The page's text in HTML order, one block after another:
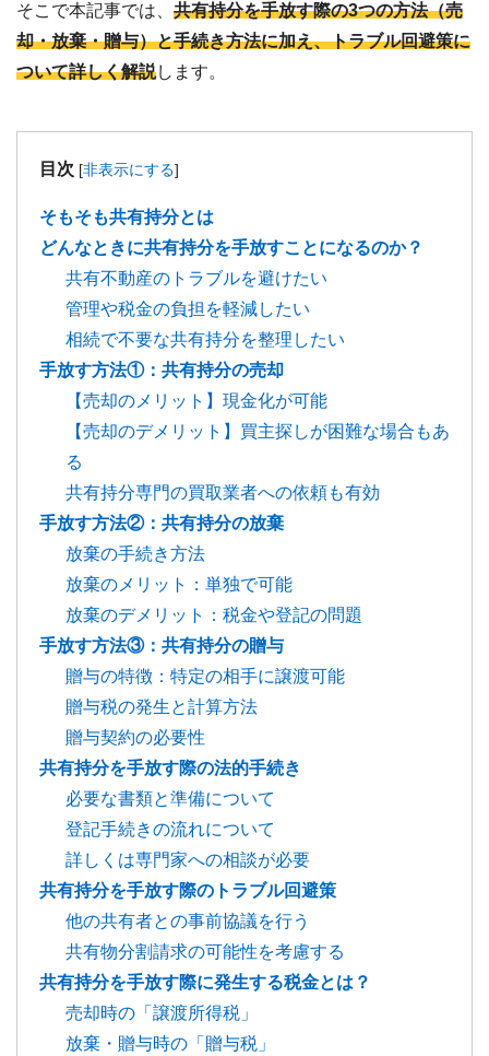
そこで本記事では、 共有持分を手放す際の3つの方法（売
却・放棄・贈与）と手続き方法に加え、トラブル回避策に
ついて詳しく解説します。
目次 [非表示にする]
そもそも共有持分とは
どんなときに共有持分を手放すことになるのか？
共有不動産のトラブルを避けたい
管理や税金の負担を軽減したい
相続で不要な共有持分を整理したい
手放す方法①：共有持分の売却
【売却のメリット】現金化が可能
【売却のデメリット】買主探しが困難な場合もあ
る
共有持分専門の買取業者への依頼も有効
手放す方法②：共有持分の放棄
放棄の手続き方法
放棄のメリット：単独で可能
放棄のデメリット：税金や登記の問題
手放す方法③：共有持分の贈与
贈与の特徴：特定の相手に譲渡可能
贈与税の発生と計算方法
贈与契約の必要性
共有持分を手放す際の法的手続き
必要な書類と準備について
登記手続きの流れについて
詳しくは専門家への相談が必要
共有持分を手放す際のトラブル回避策
他の共有者との事前協議を行う
共有物分割請求の可能性を考慮する
共有持分を手放す際に発生する税金とは？
売却時の「譲渡所得税」
放棄・贈与時の「贈与税」